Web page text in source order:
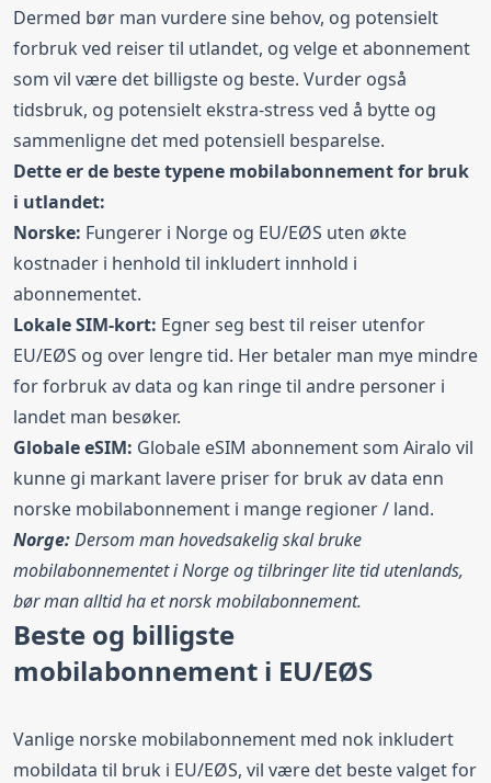
Dermed bør man vurdere sine behov, og potensielt
forbruk ved reiser til utlandet, og velge et abonnement
som vil være det billigste og beste. Vurder også
tidsbruk, og potensielt ekstra-stress ved å bytte og
sammenligne det med potensiell besparelse.
Dette er de beste typene mobilabonnement for bruk
i utlandet:
Norske: Fungerer i Norge og EU/EØS uten økte
kostnader i henhold til inkludert innhold i
abonnementet.
Lokale SIM-kort: Egner seg best til reiser utenfor
EU/EØS og over lengre tid. Her betaler man mye mindre
for forbruk av data og kan ringe til andre personer i
landet man besøker.
Globale eSIM: Globale eSIM abonnement som Airalo vil
kunne gi markant lavere priser for bruk av data enn
norske mobilabonnement i mange regioner / land.
Norge:Dersom man hovedsakelig skal bruke
mobilabonnementet i Norge og tilbringer lite tid utenlands,
bør man alltid ha et norsk mobilabonnement.
Beste og billigste
mobilabonnement i EU/EØS
Vanlige norske mobilabonnement med nok inkludert
mobildata til bruk i EU/EØS, vil være det beste valget for